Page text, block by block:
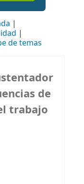
de temas
de
trabajo